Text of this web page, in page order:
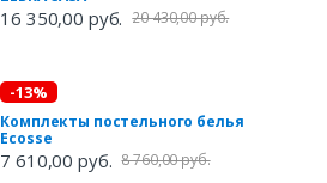
16 350,00 руб. 20 430,00 руб.
-13%
Комплекты постельного белья
Ecosse
7 610,00 руб. 8 760,00 руб.